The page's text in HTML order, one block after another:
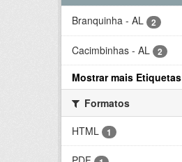
Branquinha - AL 2
Cacimbinhas - AL 2
Mostrar mais Etiquetas
Formatos
HTML
1